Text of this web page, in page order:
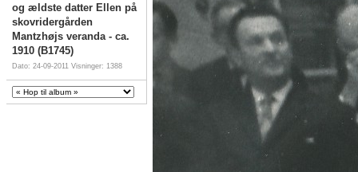
og ældste datter Ellen på
skovridergården
Mantzhøjs veranda - ca.
1910 (B1745)
Dato: 24-09-2011 Visninger: 1388